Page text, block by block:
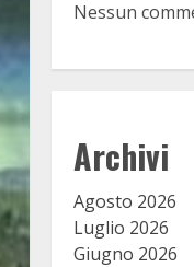
Nessun
Archivi
Agosto 2026
Luglio 2026
Giugno 2026